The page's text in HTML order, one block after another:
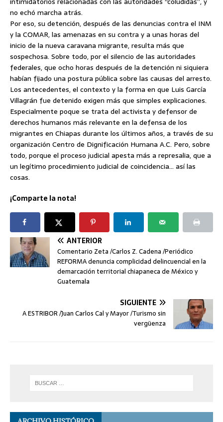
no echó marcha atrás.
Por eso, su detención, después de las denuncias contra el INM
y la COMAR, las amenazas en su contra y a unas horas del
inicio de la nueva caravana migrante, resulta más que
sospechosa. Sobre todo, por el silencio de las autoridades
federales, que ocho horas después de la detención ni siquiera
habían fijado una postura pública sobre las causas del arresto.
Los antecedentes, el contexto y la forma en que Luis García
Villagrán fue detenido exigen más que simples explicaciones.
Especialmente poque se trata del activista y defensor de
derechos humanos más relevante en la defensa de los
migrantes en Chiapas durante los últimos años, a través de su
organización Centro de Dignificación Humana A.C. Pero, sobre
todo, porque el proceso judicial apesta más a represalia, que a
un legítimo procedimiento judicial de coincidencia… así las
cosas.
¡Comparte la nota!
ANTERIOR
Comentario Zeta /Carlos Z. Cadena /Periódico
REFORMA denuncia complicidad delincuencial en la
demarcación territorial chiapaneca de México y
Guatemala
SIGUIENTE
A ESTRIBOR /Juan Carlos Cal y Mayor /Turismo sin
vergüenza